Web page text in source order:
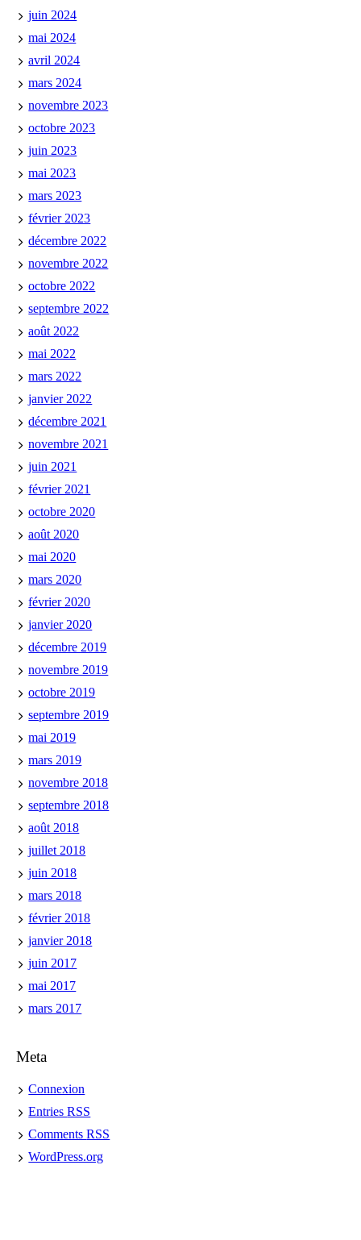
juin 2024
mai 2024
avril 2024
mars 2024
novembre 2023
octobre 2023
juin 2023
mai 2023
mars 2023
février 2023
décembre 2022
novembre 2022
octobre 2022
septembre 2022
août 2022
mai 2022
mars 2022
janvier 2022
décembre 2021
novembre 2021
juin 2021
février 2021
octobre 2020
août 2020
mai 2020
mars 2020
février 2020
janvier 2020
décembre 2019
novembre 2019
octobre 2019
septembre 2019
mai 2019
mars 2019
novembre 2018
septembre 2018
août 2018
juillet 2018
juin 2018
mars 2018
février 2018
janvier 2018
juin 2017
mai 2017
mars 2017
Meta
Connexion
EntriesRSS
CommentsRSS
WordPress.org